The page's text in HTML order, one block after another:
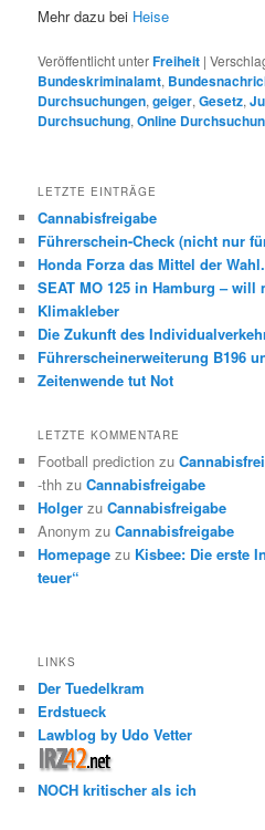
Mehr dazu bei Heise
Veröffentlicht unterFreiheit |
Bundeskriminalamt,
Durchsuchungen,geiger,Gesetz,
Durchsuchung,Online
LETZTE EINTRÄGE
Cannabisfreigabe
Führerschein-Check (nicht nur
Honda Forza das Mittel der Wahl.
SEAT MO 125 in Hamburg – will
Klimakleber
Die Zukunft des
Führerscheinerweiterung B196
Zeitenwende tut Not
LETZTE KOMMENTARE
Football prediction zu
-thh zuCannabisfreigabe
Holger zuCannabisfreigabe
Anonym zuCannabisfreigabe
Homepage zu Kisbee: Die erste
teuer“
LINKS
Der Tuedelkram
Erdstueck
Lawblog by Udo Vetter
NOCH kritischer als ich